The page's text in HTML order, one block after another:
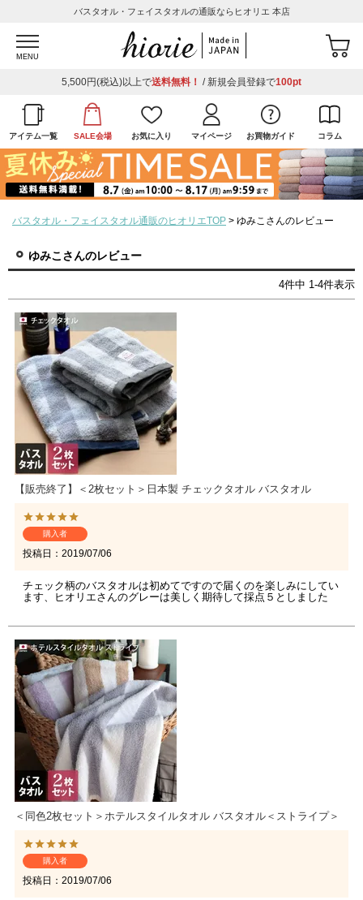
バスタオル・フェイスタオルの通販ならヒオリエ 本店
MENU
5,500円(税込)以上で送料無料！ / 新規会員登録で100pt
アイテム一覧 SALE会場 お気に入り マイページ お買物ガイド コラム
バスタオル・フェイスタオル通販のヒオリエTOP ゆみこさんのレビュー
ゆみこさんのレビュー
4件中 1-4件表示
【販売終了】＜2枚セット＞日本製 チェックタオル バスタオル
購入者
投稿日 2019/07/06
チェック柄のバスタオルは初めてですので届くのを楽しみにしてい
ます、ヒオリエさんのグレーは美しく期待して採点５としました
＜同色2枚セット＞ホテルスタイルタオル バスタオル＜ストライプ＞
購入者
投稿日 2019/07/06